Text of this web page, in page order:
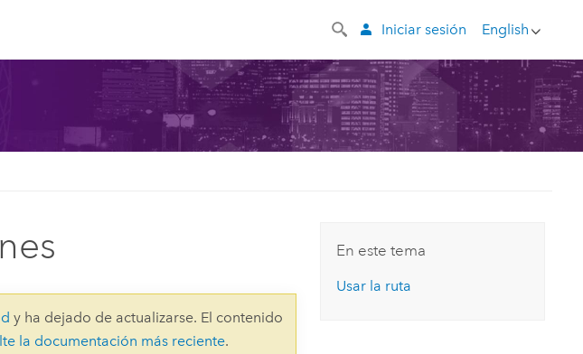
English
Iniciar sesión
y ha dejado de actualizarse. El contenido
la documentación más reciente.
En este tema
Usar la ruta